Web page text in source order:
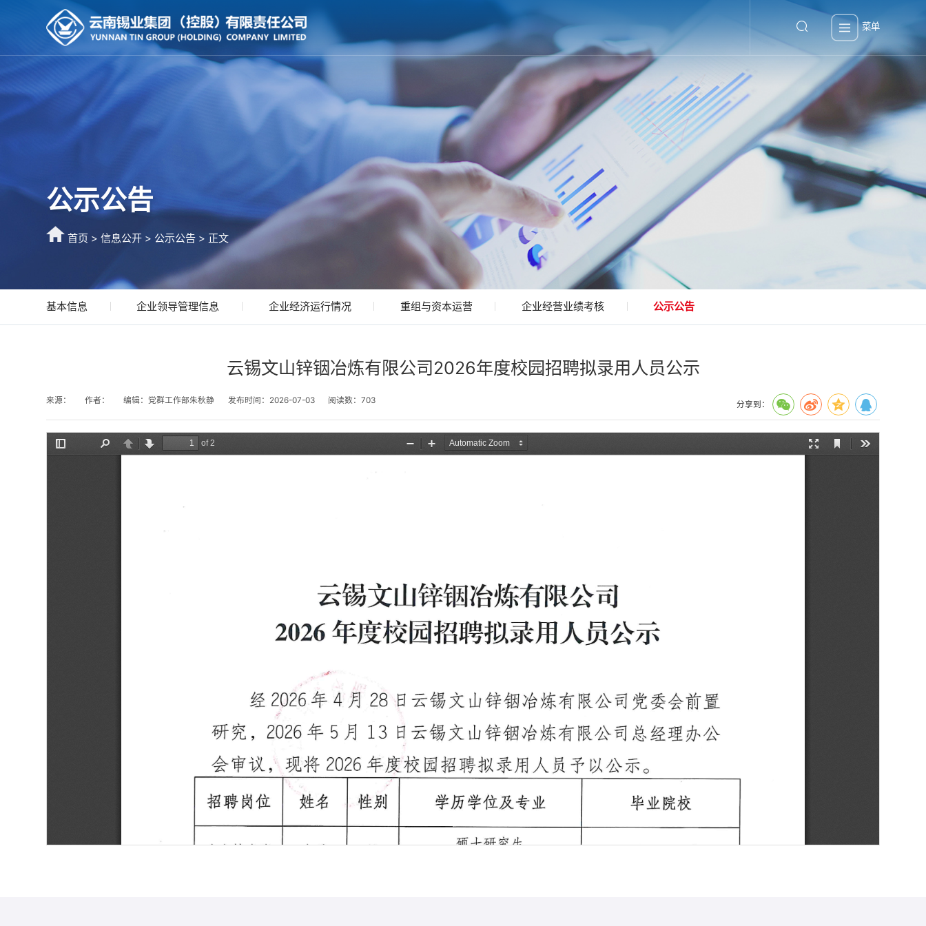
菜单
公示公告
首页 >信息公开 > 公示公告 > 正文
基本信息 企业领导管理信息 企业经济运行情况 重组与资本运营 企业经营业绩考核 公示公告
云锡文山锌铟冶炼有限公司2026年度校园招聘拟录用人员公示
来源： 作者： 编辑：党群工作部朱秋静 发布时间：2026-07-03 阅读数：703 分享到：